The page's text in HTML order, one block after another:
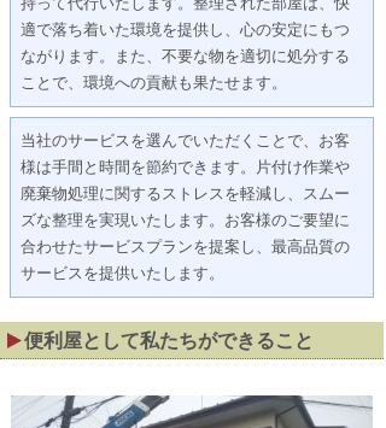
適で落ち着いた環境を提供し、心の安定にもつ
ながります。また、不要な物を適切に処分する
ことで、環境への貢献も果たせます。
当社のサービスを選んでいただくことで、お客
様は手間と時間を節約できます。片付け作業や
廃棄物処理に関するストレスを軽減し、スムー
ズな整理を実現いたします。お客様のご要望に
合わせたサービスプランを提案し、最高品質の
サービスを提供いたします。
便利屋として私たちができること